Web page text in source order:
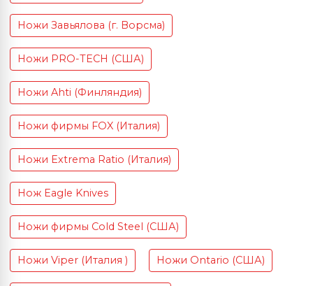
Ножи Завьялова (г. Ворсма)
Ножи PRO-TECH (США)
Ножи Ahti (Финляндия)
Ножи фирмы FOX (Италия)
Ножи Extrema Ratio (Италия)
Нож Eagle Knives
Ножи фирмы Cold Steel (США)
Ножи Viper (Италия ) Ножи Ontario (США)